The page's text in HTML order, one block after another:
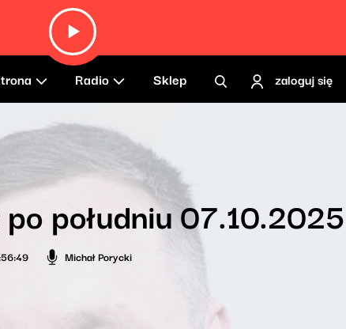
Radio Sklep zaloguj się
południu 07.10.2025
Michał Porycki